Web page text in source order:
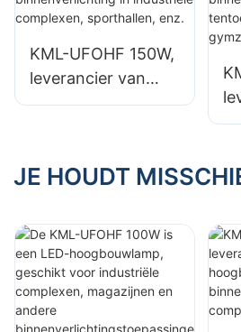
andere
oepassingen.
KML-UFOHF 150W,
leverancier van
LED-
binnenverlichting in
complexen,
sporthallen, enz.
JE HOUDT